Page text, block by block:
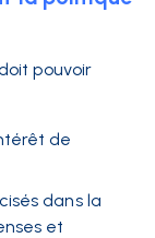
pouvoir
de
dans la
et